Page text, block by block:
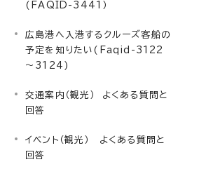
(FAQID-3441）
広島港へ入港するクルーズ客船の
予定を知りたい(Faqid-3122
～3124)
交通案内（観光） よくある質問と
回答
イベント（観光） よくある質問と
回答